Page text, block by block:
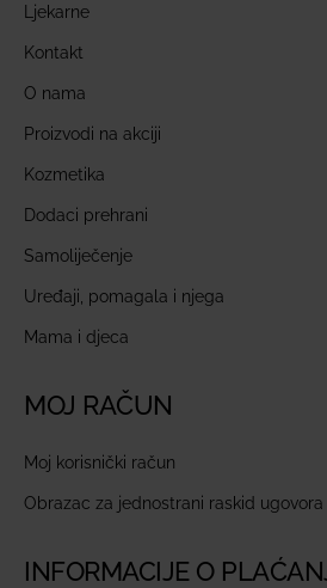
Ljekarne
Kontakt
O nama
Proizvodi na akciji
Kozmetika
Dodaci prehrani
Samoliječenje
Uređaji, pomagala i njega
Mama i djeca
MOJ RAČUN
Moj korisnički račun
Obrazac za jednostrani raskid ugovora
INFORMACIJE O